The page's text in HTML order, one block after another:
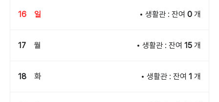
16 일 생활관 : 잔여 0 개
17 월 생활관 : 잔여 15 개
18 화 생활관 : 잔여 1 개